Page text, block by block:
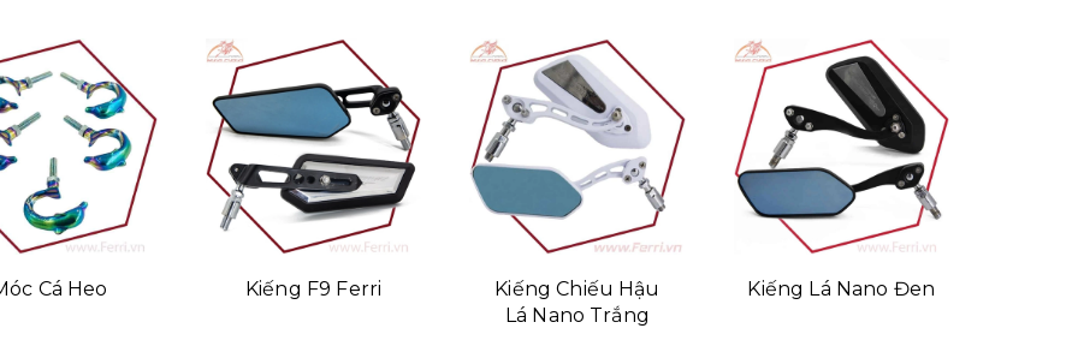
Cá Heo Kiếng F9 Ferri
Kiếng Chiếu Hậu
Lá Nano Trắng
Kiếng Lá Nano Đen